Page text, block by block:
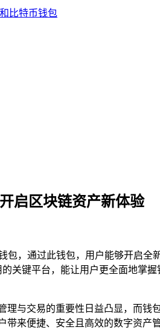
启区块链资产新体验
包，通过此钱包，用户能够开启
关键平台，能让用户更全面地掌
与交易的重要性日益凸显，而
来便捷、安全且高效的数字资产